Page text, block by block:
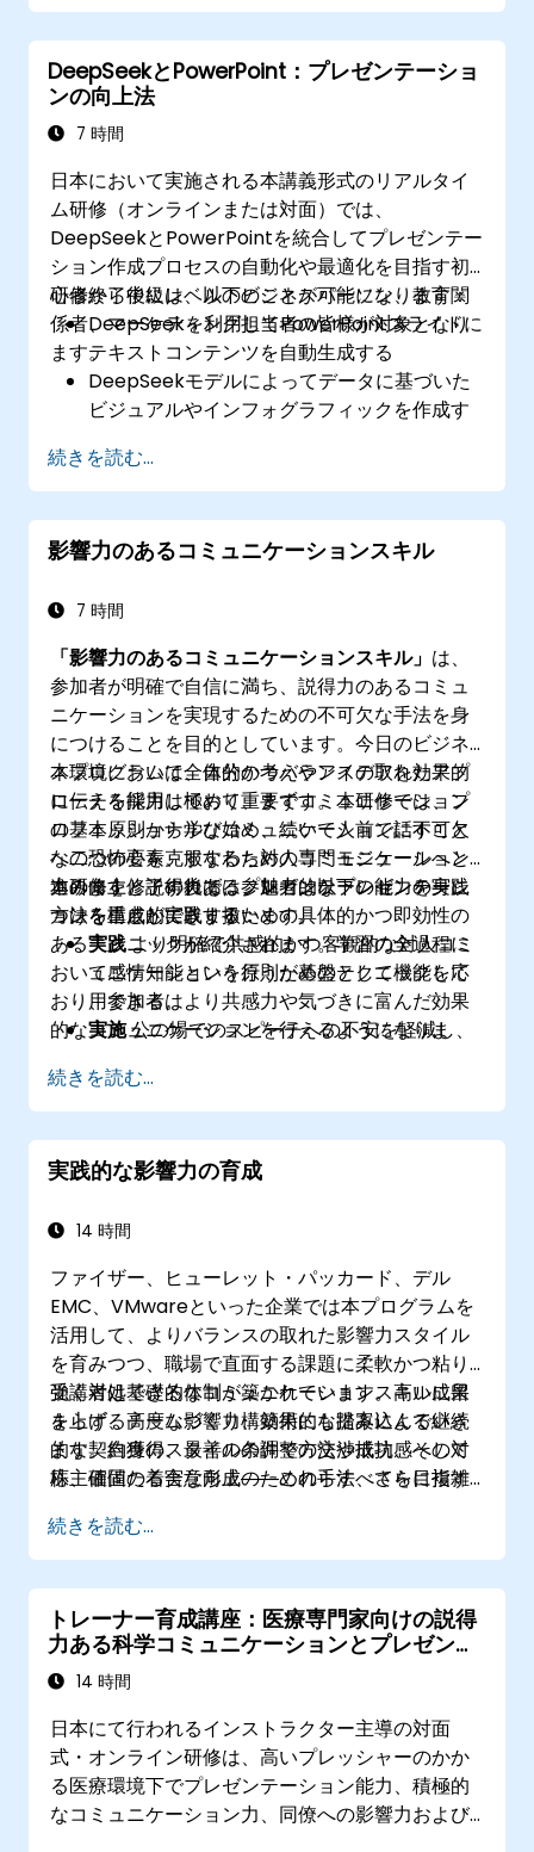
DeepSeekとPowerPoint：プレゼンテーショ
ンの向上法
7 時間
日本において実施される本講義形式のリアルタイ
ム研修（オンラインまたは対面）では、
DeepSeekとPowerPointを統合してプレゼンテー
ション作成プロセスの自動化や最適化を目指す初
心者から中級レベルのビジネスパーソン、教育関
係者、マーケティング担当者の皆様が対象となり
ます。
研修終了後には、以下のことが可能になります：
DeepSeekを利用してPowerPointスライドに
テキストコンテンツを自動生成する
DeepSeekモデルによってデータに基づいた
ビジュアルやインフォグラフィックを作成す
AIを用いて長文レポートを要約し、プレゼン
用スライドとして活用する
PowerPointとDeepSeekを連携させ、迅速か
つ動的なプレゼンテーション環境を整える
続きを読む...
影響力のあるコミュニケーションスキル
7 時間
「影響力のあるコミュニケーションスキル」 は、
参加者が明確で自信に満ち、説得力のあるコミュ
ニケーションを実現するための不可欠な手法を身
につけることを目的としています。今日のビジネ
ス環境において、自分の考えやアイデアを効果的
に伝える能力は極めて重要です。本研修では、プ
ロフェッショナルなコミュニケーションに不可欠
な二つの要素、すなわち対人コミュニケーション
力の向上と説得力あるプレゼンテーションの実践
方法を重点的に取り扱います。
本プログラムは全体的かつバランスの取れたアプ
ローチを採用しており、まずコミュニケーション
の基本原則から学び始め、続いて人前で話すこと
への恐怖心を克服するための専門モジュールへと
進みます。その後では、魅力的なプレゼンテーシ
ョンを構成し実践するための具体的かつ即効性の
あるテクニックが紹介されます。学習の全過程に
おいて感情知能という原則が基盤として機能して
おり、参加者はより共感力や気づきに富んだ効果
的なコミュニケーションを行えるようになりま
本研修を修了すれば、参加者は以下の能力を身に
つけることができます：
実践より明確で共感的かつ客観的な対人コミ
ュニケーションを行うためのテクニックを応
用できる。
実施公の場でのスピーチへの不安を軽減し、
使いこなせる。
構成インパクトのあるプレゼンテーション
を、分かりやすい導入部・論理的な展開・印
象に残る結論で組み立てられる。
用いて、聴衆を惹きつけるプレゼンテーショ
理解 感情知能の核心原則を把握し、それらを
活用してより強固な職場関係を築くことがで
きる。
策定 コミュニケーション力やプレゼンテーシ
ョン能力をさらに磨き上げていくための個人
用アクションプランを作成できる。
続きを読む...
実践的な影響力の育成
14 時間
ファイザー、ヒューレット・パッカード、デル
EMC、VMwareといった企業では本プログラムを
活用して、よりバランスの取れた影響力スタイル
を育みつつ、職場で直面する課題に柔軟かつ粘り
強く対処できる体制が築かれています。高い成果
を上げるチームづくり、効果的な提案による継続
的な契約獲得、最善の条件での交渉成功、そして
株主価値の着実な向上――これらすべてを目指す
と戦略的整合性をもたらし、確かな成果へとつな
げるための強力なツールです。
受講者は基礎的なコミュニケーションスキルに留
まらず、高度な影響力構築術にも踏み込んでいき
ます。自身のスタイルの調整方法や抵抗感への対
応、確固たる合意形成のための手法、さらに複雑
などを習得していきます。
続きを読む...
トレーナー育成講座：医療専門家向けの説得
力ある科学コミュニケーションとプレゼンテ
ーション技術
14 時間
日本にて行われるインストラクター主導の対面
式・オンライン研修は、高いプレッシャーのかか
る医療環境下でプレゼンテーション能力、積極的
なコミュニケーション力、同僚への影響力および